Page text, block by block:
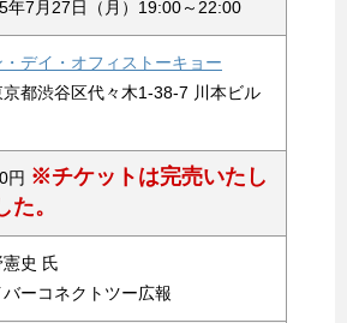
年7月27日（月）19:00～22:00
・デイ・オフィストーキョー
京都渋谷区代々木1-38-7 川本ビル
円 ※チケットは完売いたし
た。
史 氏
ーコネクトツー広報